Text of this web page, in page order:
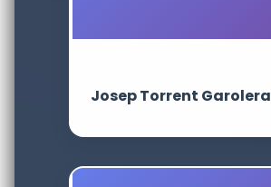
Josep Torrent Garolera